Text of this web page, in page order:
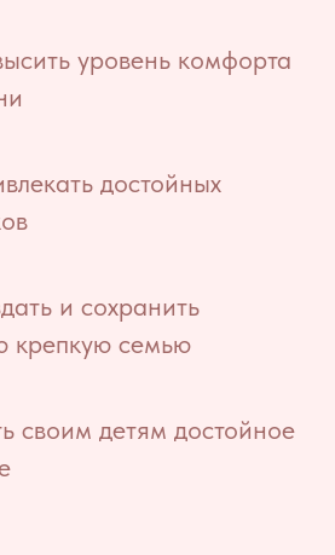
уровень комфорта
достойных
и сохранить
крепкую семью
своим детям достойное